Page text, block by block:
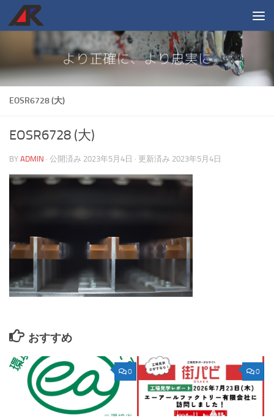
コンテンツへスキップ
EOSR6728 (大)
EOSR6728 (大)
BY ADMIN · 公開済み 2023年5月4日 · 更新済み 2023年5月4日
おすすめ
0 0